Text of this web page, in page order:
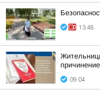
13:48
09:04